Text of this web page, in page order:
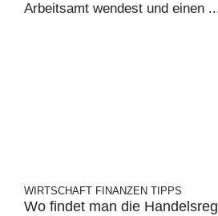
Arbeitsamt wendest und einen
WIRTSCHAFT FINANZEN TIPPS
Wo findet man die